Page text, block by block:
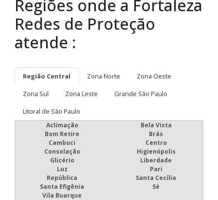
Regiões onde a Fortaleza
Redes de Proteção
atende :
Região Central Zona Norte
Zona Oeste
Zona Sul
Zona Leste
Grande São Paulo
Litoral de São Paulo
Aclimação
Bela Vista
Bom Retiro
Brás
Cambuci
Centro
Consolação
Higienópolis
Glicério
Liberdade
Luz
Pari
República
Santa Cecília
Santa Efigênia
Sé
Vila Buarque